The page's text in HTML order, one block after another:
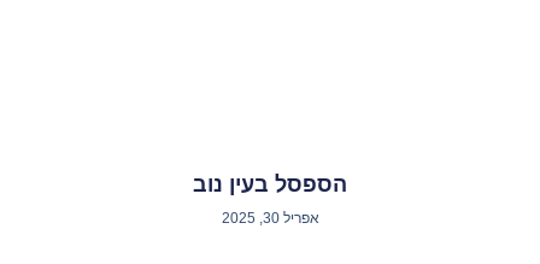
הספסל בעין נוב
אפריל 30, 2025